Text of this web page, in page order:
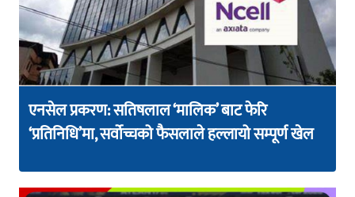
एनसेल प्रकरण: सतिषलाल ‘मालिक’ बाट फेरि
‘प्रतिनिधि’मा, सर्वोच्चको फैसलाले हल्लायो सम्पूर्ण खेल